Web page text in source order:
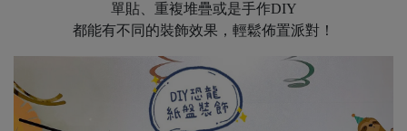
單貼、重複堆疊或是手作DIY
都能有不同的裝飾效果，輕鬆佈置派對！